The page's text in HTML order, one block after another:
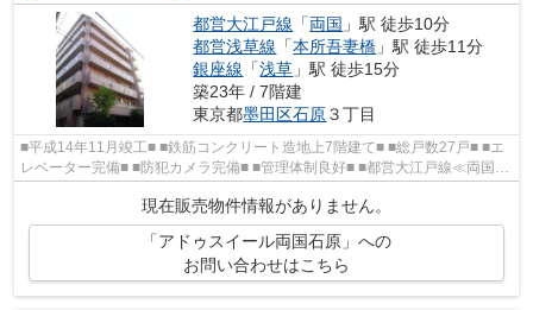
都営大江戸線 「両国 」駅 徒歩10分
都営浅草線 「本所吾妻橋 」駅 徒歩11分
銀座線 「浅草 」駅 徒歩15分
築23年 / 7階建
東京都墨田区石原３丁目
■平成14年11月竣工■ ■鉄筋コンクリート造地上7階建て■ ■総戸数27戸■ ■エ
レベーター完備■ ■防犯カメラ完備■ ■管理体制良好■ ■都営大江戸線≪両国≫
駅より徒歩10分■
現在販売物件情報がありません。
「アドゥスイール両国石原」への
お問い合わせはこちら